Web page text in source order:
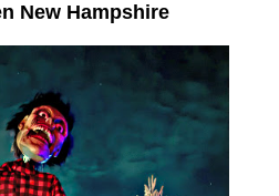
New Hampshire